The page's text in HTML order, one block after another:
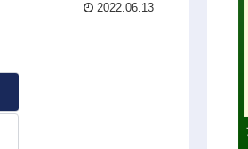
2022.06.13